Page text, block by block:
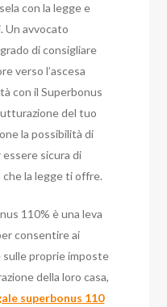
con la legge e
Un avvocato
di consigliare
verso l’ascesa
con il Superbonus
del tuo
la possibilità di
sicura di
la legge ti offre.
110% è una leva
consentire ai
proprie imposte
della loro casa,
superbonus 110